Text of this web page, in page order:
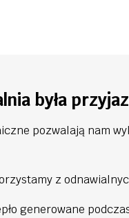
była
pozwalają nam
z
generowane